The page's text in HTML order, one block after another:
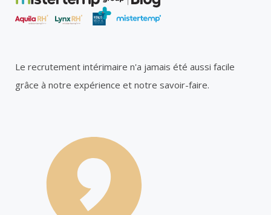
Le recrutement intérimaire n'a jamais été aussi facile
grâce à notre expérience et notre savoir-faire.